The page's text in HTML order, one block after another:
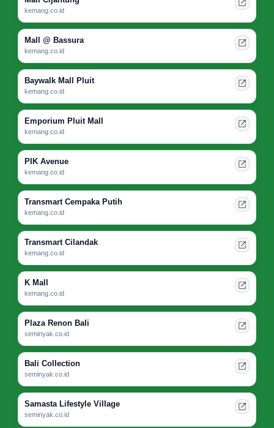
kemang.co.id
Mall @ Bassura
kemang.co.id
Baywalk Mall Pluit
kemang.co.id
Emporium Pluit Mall
kemang.co.id
PIK Avenue
kemang.co.id
Transmart Cempaka Putih
kemang.co.id
Transmart Cilandak
kemang.co.id
K Mall
kemang.co.id
Plaza Renon Bali
seminyak.co.id
Bali Collection
seminyak.co.id
Samasta Lifestyle Village
seminyak.co.id